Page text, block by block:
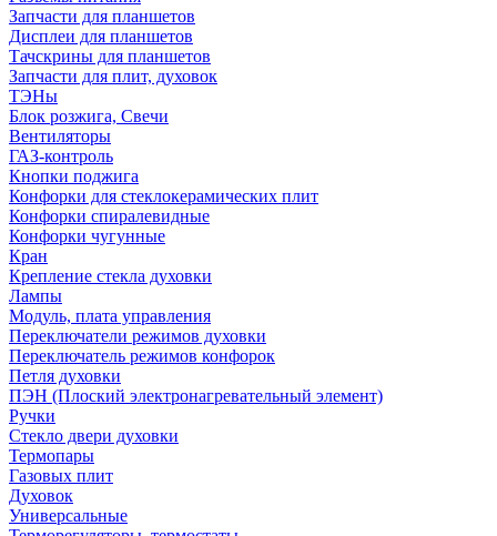
Запчасти для планшетов
Дисплеи для планшетов
Тачскрины для планшетов
Запчасти для плит, духовок
ТЭНы
Блок розжига, Свечи
Вентиляторы
ГАЗ-контроль
Кнопки поджига
Конфорки для стеклокерамических плит
Конфорки спиралевидные
Конфорки чугунные
Кран
Крепление стекла духовки
Лампы
Модуль, плата управления
Переключатели режимов духовки
Переключатель режимов конфорок
Петля духовки
ПЭН (Плоский электронагревательный элемент)
Ручки
Стекло двери духовки
Термопары
Газовых плит
Духовок
Универсальные